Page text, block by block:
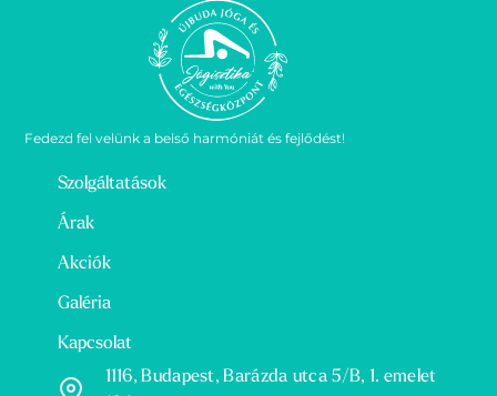
Fedezd fel velünk a belső harmóniát és fejlődést!
Szolgáltatások
Árak
Akciók
Galéria
Kapcsolat
1116, Budapest, Barázda utca 5/B, 1. emelet